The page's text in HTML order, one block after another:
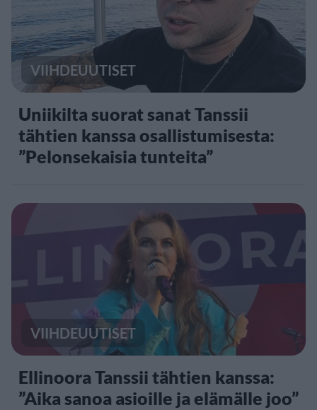
VIIHDEUUTISET
Uniikilta suorat sanat Tanssii
tähtien kanssa osallistumisesta:
”Pelonsekaisia tunteita”
VIIHDEUUTISET
Ellinoora Tanssii tähtien kanssa:
”Aika sanoa asioille ja elämälle joo”